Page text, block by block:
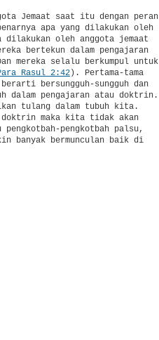
Jemaat saat itu dengan peran
apa yang dilakukan oleh
dilakukan oleh anggota jemaat
bertekun dalam pengajaran
mereka selalu berkumpul untuk
Rasul 2:42). Pertama-tama
bersungguh-sungguh dan
dalam pengajaran atau doktrin.
tulang dalam tubuh kita.
maka kita tidak akan
pengkotbah-pengkotbah palsu,
banyak bermunculan baik di